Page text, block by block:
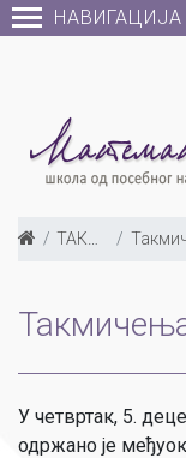
НАВИГАЦИЈА
ТАКМИЧЕЊА Такмичења у
У четвртак, 5.
одржано је